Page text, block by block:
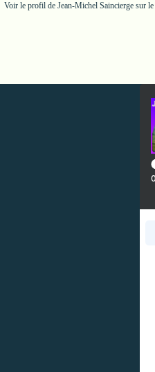
Voir le profil de Jean-Michel Sainciergesur le